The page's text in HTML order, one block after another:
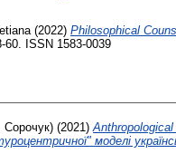
(2022) Philosophical
60. ISSN 1583-0039
(2021)
моделі